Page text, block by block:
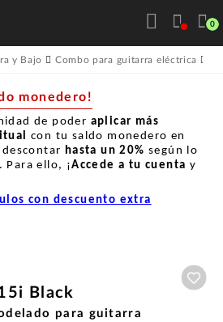
0
y Bajo Combo para guitarra eléctrica
monedero!
de poder aplicar más
con tu saldo monedero en
hasta un 20% según lo
Para ello, ¡Accede a tu cuenta y
con descuento extra
Black
para guitarra